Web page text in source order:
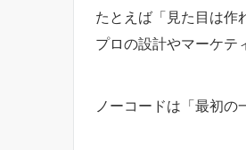
たとえば「見た目は作
プロの設計やマーケテ
ノーコードは「最初の